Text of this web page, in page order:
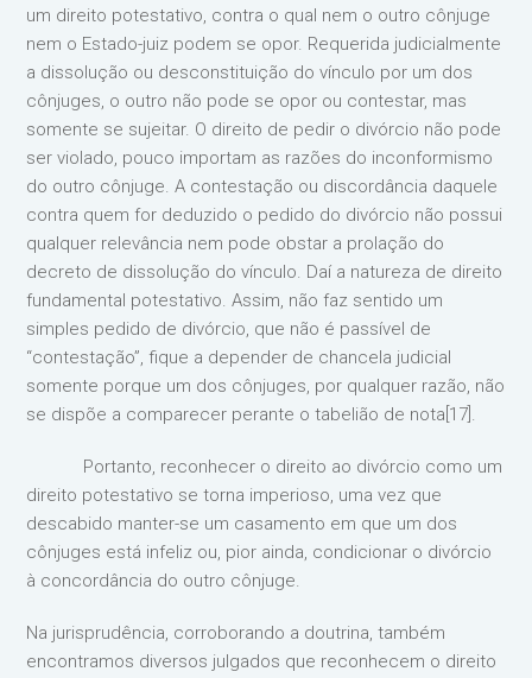
um direito potestativo, contra o qual nem o outro cônjuge
nem o Estado-juiz podem se opor. Requerida judicialmente
a dissolução ou desconstituição do vínculo por um dos
cônjuges, o outro não pode se opor ou contestar, mas
somente se sujeitar. O direito de pedir o divórcio não pode
ser violado, pouco importam as razões do inconformismo
do outro cônjuge. A contestação ou discordância daquele
contra quem for deduzido o pedido do divórcio não possui
qualquer relevância nem pode obstar a prolação do
decreto de dissolução do vínculo. Daí a natureza de direito
fundamental potestativo. Assim, não faz sentido um
simples pedido de divórcio, que não é passível de
“contestação”, fique a depender de chancela judicial
somente porque um dos cônjuges, por qualquer razão, não
se dispõe a comparecer perante o tabelião de nota[17].
Portanto, reconhecer o direito ao divórcio como um
direito potestativo se torna imperioso, uma vez que
descabido manter-se um casamento em que um dos
cônjuges está infeliz ou, pior ainda, condicionar o divórcio
à concordância do outro cônjuge.
Na jurisprudência, corroborando a doutrina, também
encontramos diversos julgados que reconhecem o direito